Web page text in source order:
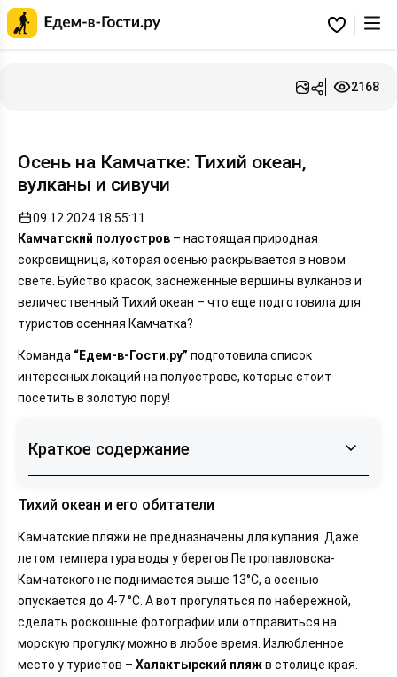
Избранное
2168
Осень на Камчатке: Тихий океан,
вулканы и сивучи
09.12.2024 18:55:11
Камчатский полуостров – настоящая природная
сокровищница, которая осенью раскрывается в новом
свете. Буйство красок, заснеженные вершины вулканов и
величественный Тихий океан – что еще подготовила для
туристов осенняя Камчатка?
Команда “Едем-в-Гости.ру” подготовила список
интересных локаций на полуострове, которые стоит
посетить в золотую пору!
Краткое содержание
Тихий океан и его обитатели
Тихий океан и его обитатели
Камчатские пляжи не предназначены для купания. Даже
летом температура воды у берегов Петропавловска-
Камчатского не поднимается выше 13°C, а осенью
опускается до 4-7 °C. А вот прогуляться по набережной,
сделать роскошные фотографии или отправиться на
морскую прогулку можно в любое время. Излюбленное
место у туристов – Халактырский пляжв столице края.